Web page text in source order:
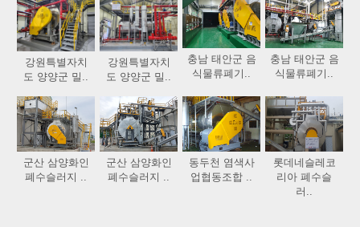
강원특별자치
도 양양군 밀..
강원특별자치
도 양양군 밀..
충남 태안군 음
식물류폐기..
충남 태안군 음
식물류폐기..
군산 삼양화인
폐수슬러지 ..
군산 삼양화인
폐수슬러지 ..
동두천 염색사
업협동조합 ..
롯데네슬레코
리아 폐수슬
러..